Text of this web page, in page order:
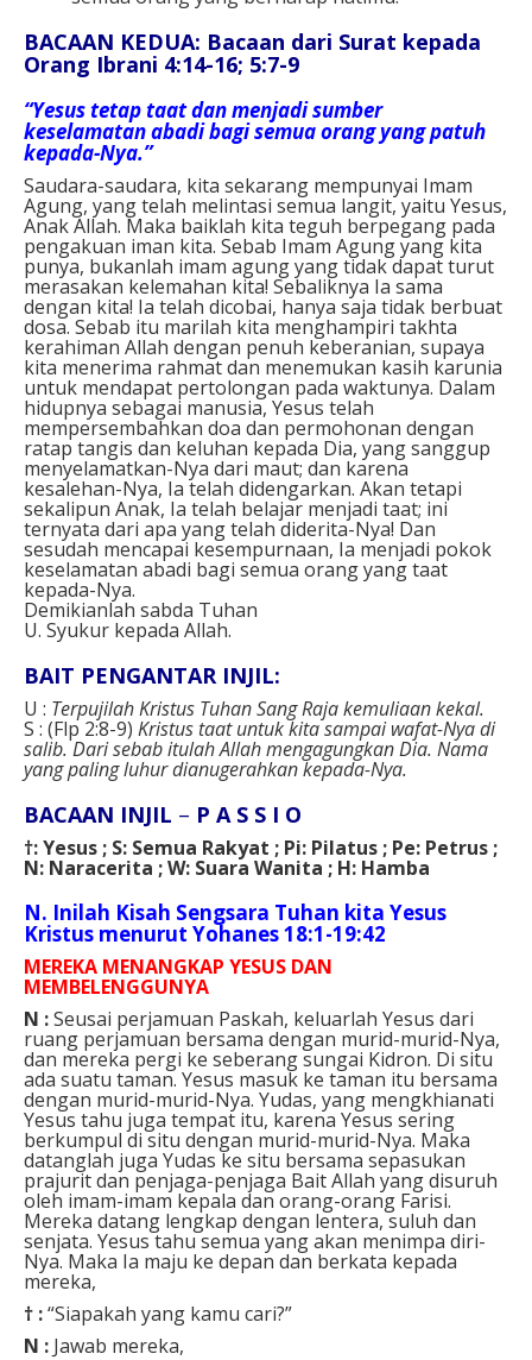
BACAAN KEDUA: Bacaan dari Surat kepada
Orang Ibrani 4:14-16; 5:7-9
“Yesus tetap taat dan menjadi sumber
keselamatan abadi bagi semua orang yang patuh
kepada-Nya.”
Saudara-saudara, kita sekarang mempunyai Imam
Agung, yang telah melintasi semua langit, yaitu Yesus,
Anak Allah. Maka baiklah kita teguh berpegang pada
pengakuan iman kita. Sebab Imam Agung yang kita
punya, bukanlah imam agung yang tidak dapat turut
merasakan kelemahan kita! Sebaliknya Ia sama
dengan kita! Ia telah dicobai, hanya saja tidak berbuat
dosa. Sebab itu marilah kita menghampiri takhta
kerahiman Allah dengan penuh keberanian, supaya
kita menerima rahmat dan menemukan kasih karunia
untuk mendapat pertolongan pada waktunya. Dalam
hidupnya sebagai manusia, Yesus telah
mempersembahkan doa dan permohonan dengan
ratap tangis dan keluhan kepada Dia, yang sanggup
menyelamatkan-Nya dari maut; dan karena
kesalehan-Nya, Ia telah didengarkan. Akan tetapi
sekalipun Anak, Ia telah belajar menjadi taat; ini
ternyata dari apa yang telah diderita-Nya! Dan
sesudah mencapai kesempurnaan, Ia menjadi pokok
keselamatan abadi bagi semua orang yang taat
kepada-Nya.
Demikianlah sabda Tuhan
U. Syukur kepada Allah.
BAIT PENGANTAR INJIL:
U : Terpujilah Kristus Tuhan Sang Raja kemuliaan kekal.
S : (Flp 2:8-9) Kristus taat untuk kita sampai wafat-Nya di
salib. Dari sebab itulah Allah mengagungkan Dia. Nama
yang paling luhur dianugerahkan kepada-Nya.
BACAAN INJIL – P A S S I O
†: Yesus ; S: Semua Rakyat ; Pi: Pilatus ; Pe: Petrus ;
N: Naracerita ; W: Suara Wanita ; H: Hamba
N. Inilah Kisah Sengsara Tuhan kita Yesus
Kristus menurut Yohanes 18:1-19:42
MEREKA MENANGKAP YESUS DAN
MEMBELENGGUNYA
N :Seusai perjamuan Paskah, keluarlah Yesus dari
ruang perjamuan bersama dengan murid-murid-Nya,
dan mereka pergi ke seberang sungai Kidron. Di situ
ada suatu taman. Yesus masuk ke taman itu bersama
dengan murid-murid-Nya. Yudas, yang mengkhianati
Yesus tahu juga tempat itu, karena Yesus sering
berkumpul di situ dengan murid-murid-Nya. Maka
datanglah juga Yudas ke situ bersama sepasukan
prajurit dan penjaga-penjaga Bait Allah yang disuruh
oleh imam-imam kepala dan orang-orang Farisi.
Mereka datang lengkap dengan lentera, suluh dan
senjata. Yesus tahu semua yang akan menimpa diri-
Nya. Maka Ia maju ke depan dan berkata kepada
mereka,
† :“Siapakah yang kamu cari?”
N : Jawab mereka,